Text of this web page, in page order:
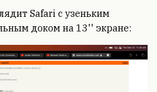
Safari с узеньким
доком на 13'' экране: